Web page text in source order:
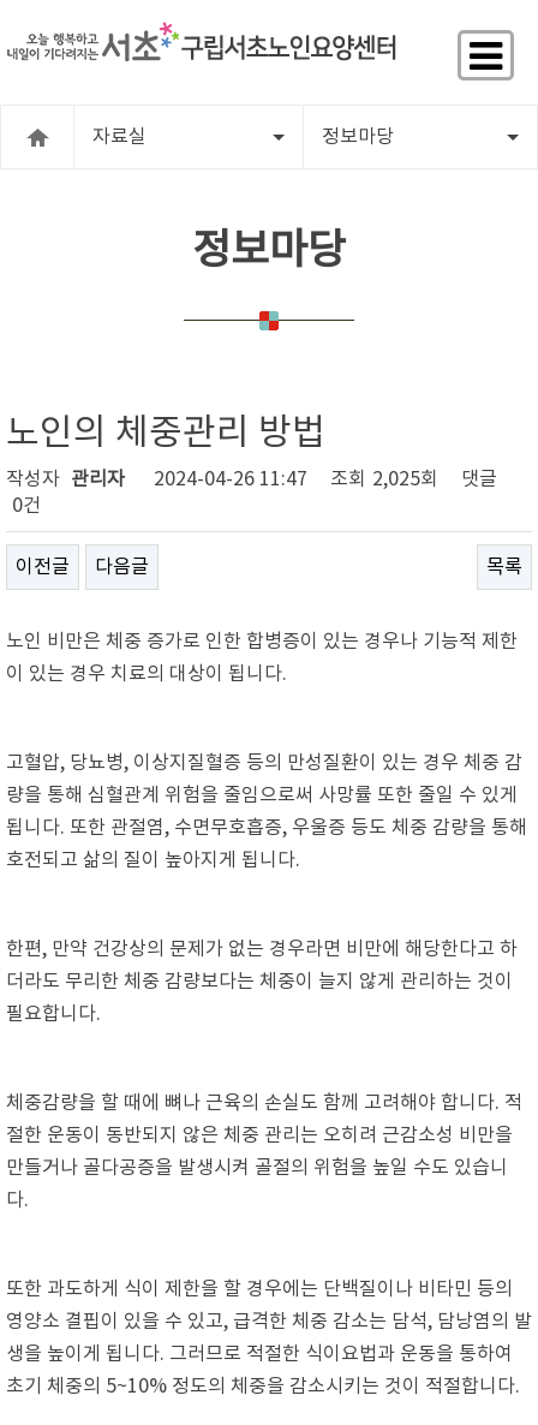
자료실 정보마당
정보마당
노인의 체중관리 방법
작성자 관리자 2024-04-26 11:47 조회 2,025회
댓글
0건
이전글 다음글 목록
노인 비만은 체중 증가로 인한 합병증이 있는 경우나 기능적 제한
이 있는 경우 치료의 대상이 됩니다.
고혈압, 당뇨병, 이상지질혈증 등의 만성질환이 있는 경우 체중 감
량을 통해 심혈관계 위험을 줄임으로써 사망률 또한 줄일 수 있게
됩니다. 또한 관절염, 수면무호흡증, 우울증 등도 체중 감량을 통해
호전되고 삶의 질이 높아지게 됩니다.
한편, 만약 건강상의 문제가 없는 경우라면 비만에 해당한다고 하
더라도 무리한 체중 감량보다는 체중이 늘지 않게 관리하는 것이
필요합니다.
체중감량을 할 때에 뼈나 근육의 손실도 함께 고려해야 합니다. 적
절한 운동이 동반되지 않은 체중 관리는 오히려 근감소성 비만을
만들거나 골다공증을 발생시켜 골절의 위험을 높일 수도 있습니
다.
또한 과도하게 식이 제한을 할 경우에는 단백질이나 비타민 등의
영양소 결핍이 있을 수 있고, 급격한 체중 감소는 담석, 담낭염의 발
생을 높이게 됩니다. 그러므로 적절한 식이요법과 운동을 통하여
초기 체중의 5~10% 정도의 체중을 감소시키는 것이 적절합니다.